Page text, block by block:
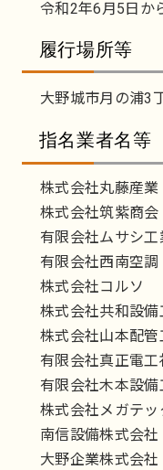
令和2年6月5日か
履行場所等
大野城市月の浦3
指名業者名等
株式会社丸藤産業
株式会社筑紫商会
有限会社ムサシ工
有限会社西南空調
株式会社コルソ
株式会社共和設備
株式会社山本配管
有限会社真正電工
有限会社木本設備
株式会社メガテッ
南信設備株式会社
大野企業株式会社